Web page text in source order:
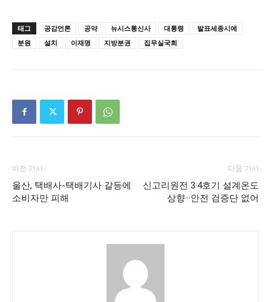
태그 공감언론 공약 뉴시스통신사 대통령
발표세종시에
분원
설치 이재명 지방분권 집무실국회
이전 기사
울산, 택배사-택배기사 갈등에
소비자만 피해
다음 기사
신고리원전 3·4호기 설계온도
상향···안전 검증단 없어